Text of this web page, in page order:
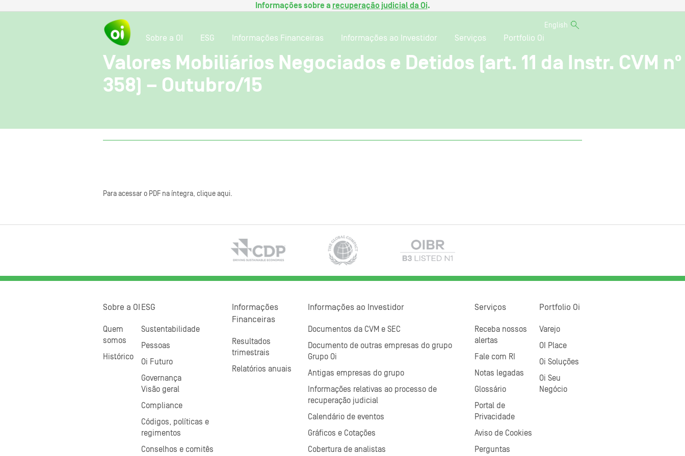
Informações sobre a recuperação judicial da Oi.
English
Sobre a OI ESG Informações Financeiras Informações ao Investidor Serviços Portfolio Oi
Valores Mobiliários Negociados e Detidos (art. 11 da Instr. CVM nº
358) – Outubro/15
Para acessar o PDF na íntegra, clique aqui.
Sobre a OI
Quem
somos
Histórico
ESG
Sustentabilidade
Pessoas
Oi Futuro
Governança
Visão geral
Compliance
Códigos, políticas e
regimentos
Conselhos e comitês
Informações
Financeiras
Resultados
trimestrais
Relatórios anuais
Informações ao Investidor
Documentos da CVM e SEC
Documento de outras empresas do grupo
Grupo Oi
Antigas empresas do grupo
Informações relativas ao processo de
recuperação judicial
Calendário de eventos
Gráficos e Cotações
Cobertura de analistas
Serviços
Receba nossos
alertas
Fale com RI
Notas legadas
Glossário
Portal de
Privacidade
Aviso de Cookies
Perguntas
Portfolio Oi
Varejo
OI Place
Oi Soluções
Oi Seu
Negócio